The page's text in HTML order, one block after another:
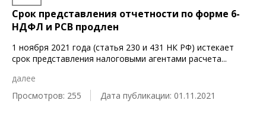
Срок представления отчетности по форме 6-
НДФЛ и РСВ продлен
1 ноября 2021 года (статья 230 и 431 НК РФ) истекает
срок представления налоговыми агентами расчета...
далее
Просмотров: 255
Дата публикации: 01.11.2021